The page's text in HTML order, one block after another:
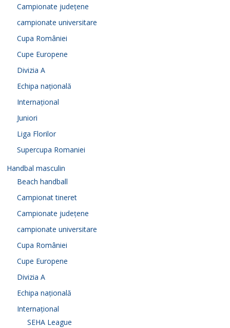
Campionate județene
campionate universitare
Cupa României
Cupe Europene
Divizia A
Echipa națională
Internațional
Juniori
Liga Florilor
Supercupa Romaniei
Handbal masculin
Beach handball
Campionat tineret
Campionate județene
campionate universitare
Cupa României
Cupe Europene
Divizia A
Echipa națională
Internațional
SEHA League